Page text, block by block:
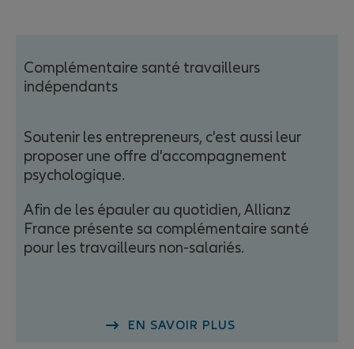
Complémentaire santé travailleurs
indépendants
Soutenir les entrepreneurs, c'est aussi leur
proposer une offre d'accompagnement
psychologique.
Afin de les épauler au quotidien, Allianz
France présente sa complémentaire santé
pour les travailleurs non-salariés.
EN SAVOIR PLUS